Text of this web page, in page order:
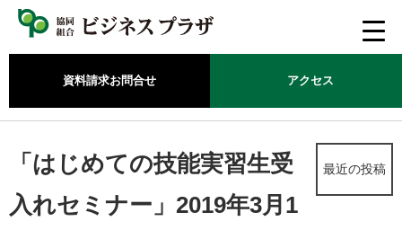
資料請求お問合せ アクセス
新着情報/
「はじめての技能実習生受入れセミナー」2019年3月19日(火)のお知らせ。
「はじめての技能実習生受
入れセミナー」2019年3月1
最近の投稿